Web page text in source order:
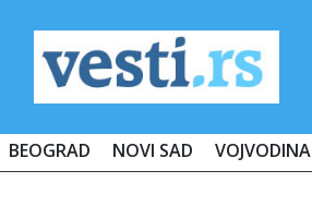
BEOGRAD NOVI SAD VOJVODINA